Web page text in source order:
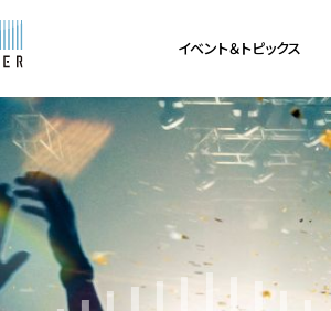
イベント＆トピックス